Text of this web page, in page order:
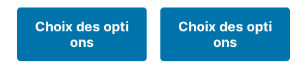
Choix des opti
ons
Choix des opti
ons